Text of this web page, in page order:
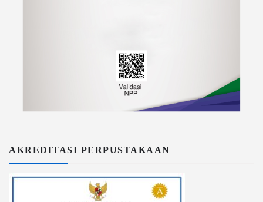
AKREDITASI PERPUSTAKAAN